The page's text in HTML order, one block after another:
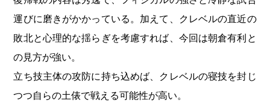
運びに磨きがかかっている。加えて、クレベルの直近の
敗北と心理的な揺らぎを考慮すれば、今回は朝倉有利と
の見方が強い。
立ち技主体の攻防に持ち込めば、クレベルの寝技を封じ
つつ自らの土俵で戦える可能性が高い。